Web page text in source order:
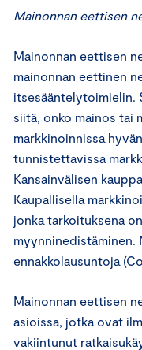
Mainonnan eettisen
Mainonnan eettisen
mainonnan eettinen
itsesääntelytoimielin.
siitä, onko mainos tai
markkinoinnissa
tunnistettavissa
Kansainvälisen
Kaupallisella
jonka tarkoituksena
myynninedistäminen.
ennakkolausuntoja
Mainonnan eettisen
asioissa, jotka ovat
vakiintunut